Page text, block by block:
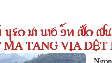
ꪣꪱ ꪕꪱꪉ ꪫꪸꪀ ꫃ꪥꪒ
TANG VỊA